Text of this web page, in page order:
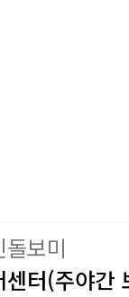
보미
터(주야간